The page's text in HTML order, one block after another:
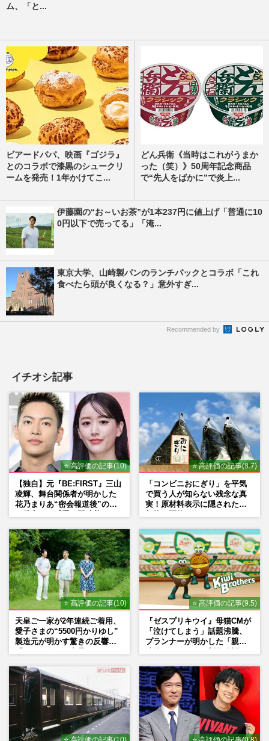
ム、「と...
ビアードパパ、映画『ゴジラ』
とのコラボで漆黒のシュークリ
ームを発売！1年かけてこ...
どん兵衛《当時はこれがうまか
った（笑）》50周年記念商品
で“先人をばかに”で炎上...
伊藤園の“お～いお茶”が1本237円に値上げ「普通に10
0円以下で売ってる」「淹...
東京大学、山崎製パンのランチパックとコラボ「これ
食べたら頭が良くなる？」意外すぎ...
Recommended by
イチオシ記事
⭐ 高評価の記事(10)
【独自】元『BE:FIRST』三山
凌輝、舞台関係者が明かした
花乃まりあ“密会報道後”の呆
⭐ 高評価の記事(8.7)
「コンビニおにぎり」を平気
で買う人が知らない残念な真
実！原材料表示に隠された添
⭐ 高評価の記事(10)
天皇ご一家が2年連続ご着用、
愛子さまの“5500円かりゆし”
製造元が明かす驚きの反響
⭐ 高評価の記事(9.5)
『ゼスプリキウイ』母猫CMが
「泣けてしまう」話題沸騰、
プランナーが明かした「親に